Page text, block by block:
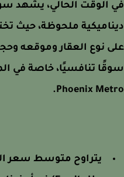
الوقت الحالي، يشهد سوق
ملحوظة، حيث
نوع العقار وموقعه
تنافسيًا، خاصة في
Phoenix